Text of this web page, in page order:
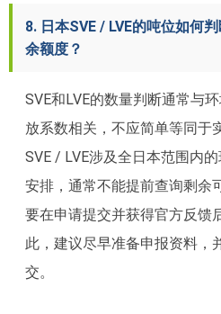
8. 日本SVE / LVE的吨位如何
余额度？
SVE和LVE的数量判断通常与
放系数相关，不应简单等同于
SVE / LVE涉及全日本范围内
安排，通常不能提前查询剩余
要在申请提交并获得官方反馈
此，建议尽早准备申报资料，
交。